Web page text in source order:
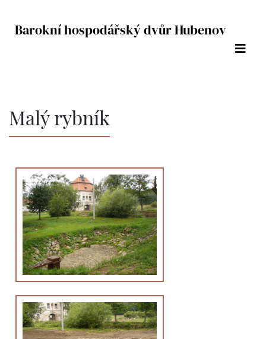
Barokní hospodářský dvůr Hubenov
Malý rybník